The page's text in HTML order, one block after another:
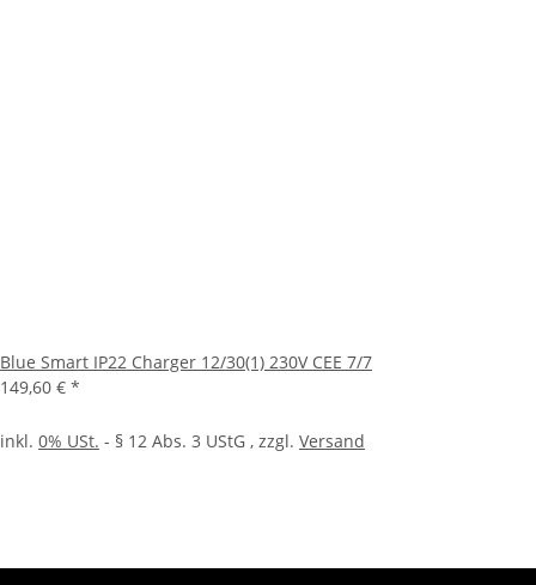
Blue Smart IP22 Charger 12/30(1) 230V CEE 7/7
149,60 € *
inkl. 0% USt. - § 12 Abs. 3 UStG , zzgl. Versand